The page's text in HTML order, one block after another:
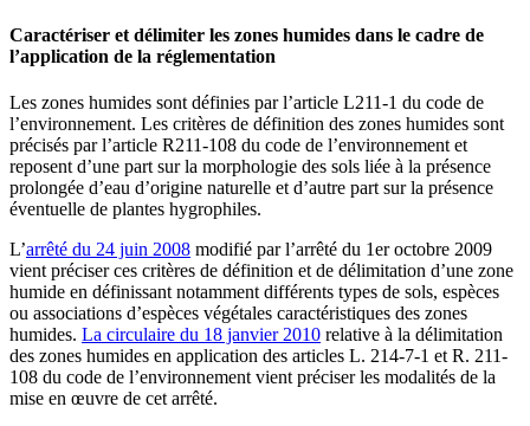
Caractériser et délimiter les zones humides dans le cadre de
l’application de la réglementation
Les zones humides sont définies par l’article L211-1 du code de
l’environnement. Les critères de définition des zones humides sont
précisés par l’article R211-108 du code de l’environnement et
reposent d’une part sur la morphologie des sols liée à la présence
prolongée d’eau d’origine naturelle et d’autre part sur la présence
éventuelle de plantes hygrophiles.
L’arrêté du 24 juin 2008 modifié par l’arrêté du 1er octobre 2009
vient préciser ces critères de définition et de délimitation d’une zone
humide en définissant notamment différents types de sols, espèces
ou associations d’espèces végétales caractéristiques des zones
humides. La circulaire du 18 janvier 2010 relative à la délimitation
des zones humides en application des articles L. 214-7-1 et R. 211-
108 du code de l’environnement vient préciser les modalités de la
mise en œuvre de cet arrêté.